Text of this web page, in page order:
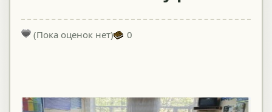
(Пока оценок нет) 0